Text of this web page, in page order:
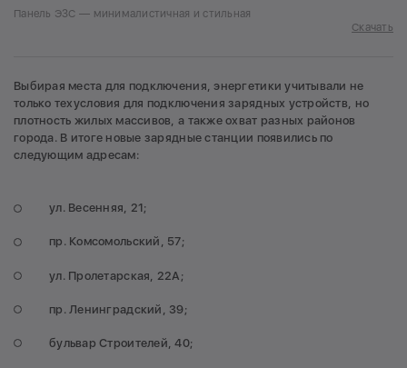
Панель ЭЗС — минималистичная и стильная
Скачать
Выбирая места для подключения, энергетики учитывали не
только техусловия для подключения зарядных устройств, но
плотность жилых массивов, а также охват разных районов
города. В итоге новые зарядные станции появились по
следующим адресам:
ул. Весенняя, 21;
пр. Комсомольский, 57;
ул. Пролетарская, 22А;
пр. Ленинградский, 39;
бульвар Строителей, 40;